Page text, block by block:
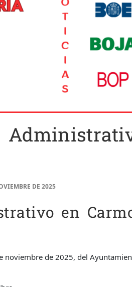
DE 2025
en
noviembre de 2025, del